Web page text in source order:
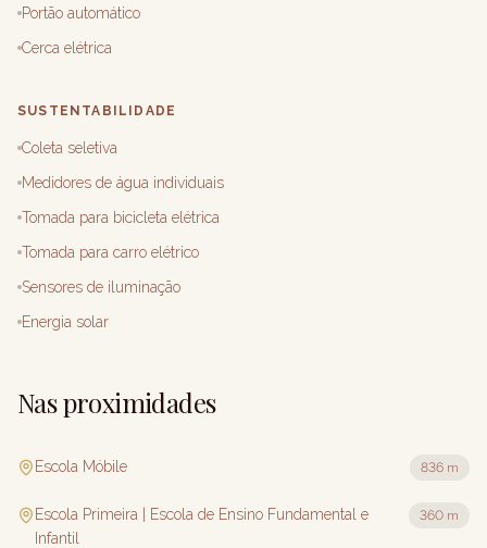
Portão automático
Cerca elétrica
SUSTENTABILIDADE
Coleta seletiva
Medidores de água individuais
Tomada para bicicleta elétrica
Tomada para carro elétrico
Sensores de iluminação
Energia solar
Nas proximidades
Escola Móbile 836 m
Escola Primeira | Escola de Ensino Fundamental e
Infantil
360 m